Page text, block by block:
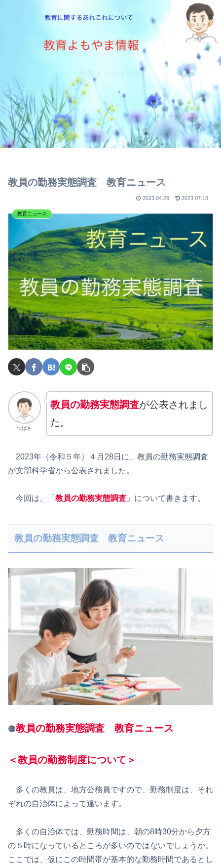
教育よもやま情報
教員の勤務実態調査 教育ニュース
2023.04.29 2023.07.18
教育ニュース
つばさ
教員の勤務実態調査が公表されまし
た。
2023年（令和５年）４月28日に、教員の勤務実態調査
が文部科学省から公表されました。
今回は、「 教員の勤務実態調査 」について書きます。
教員の勤務実態調査 教育ニュース
🟠教員の勤務実態調査 教育ニュース
＜教員の勤務制度について＞
多くの教員は、地方公務員ですので、勤務制度は、それ
ぞれの自治体によって違います。
多くの自治体では、勤務時間は、朝の8時30分から夕方
の５時になっているところが多いのではないでしょうか。
ここでは、仮にこの時間帯が基本的な勤務時間であるとし